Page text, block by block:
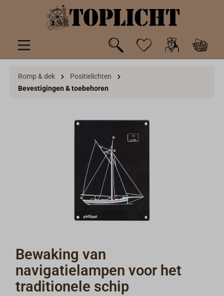
hoofdinhoud
Romp & dek
Positielichten
Bevestigingen & toebehoren
Bewaking van
navigatielampen voor het
traditionele schip